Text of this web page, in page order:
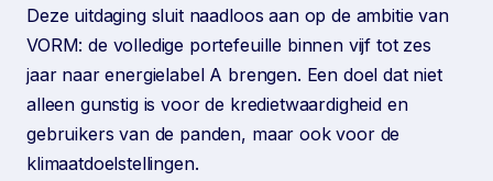
Deze uitdaging sluit naadloos aan op de ambitie van
VORM: de volledige portefeuille binnen vijf tot zes
jaar naar energielabel A brengen. Een doel dat niet
alleen gunstig is voor de kredietwaardigheid en
gebruikers van de panden, maar ook voor de
klimaatdoelstellingen.